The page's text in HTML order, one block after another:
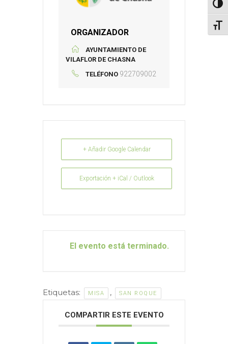
ORGANIZADOR
AYUNTAMIENTO DE
VILAFLOR DE CHASNA
TELÉFONO 922709002
+ Añadir Google Calendar
Exportación + iCal / Outlook
El evento está terminado.
Etiquetas: MISA , SAN ROQUE
COMPARTIR ESTE EVENTO